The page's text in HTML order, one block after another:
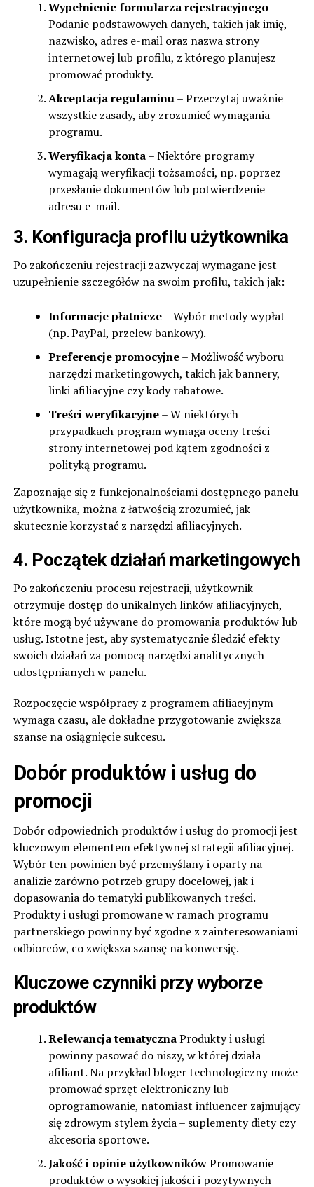
Wypełnienie formularza rejestracyjnego–
Podanie podstawowych danych, takich jak imię,
nazwisko, adres e-mail oraz nazwa strony
internetowej lub profilu, z którego planujesz
promować produkty.
Akceptacja regulaminu– Przeczytaj uważnie
wszystkie zasady, aby zrozumieć wymagania
programu.
Weryfikacja konta– Niektóre programy
wymagają weryfikacji tożsamości, np. poprzez
przesłanie dokumentów lub potwierdzenie
adresu e-mail.
3. Konfiguracja profilu użytkownika
Po zakończeniu rejestracji zazwyczaj wymagane jest
uzupełnienie szczegółów na swoim profilu, takich jak:
Informacje płatnicze– Wybór metody wypłat
(np. PayPal, przelew bankowy).
Preferencje promocyjne– Możliwość wyboru
narzędzi marketingowych, takich jak bannery,
linki afiliacyjne czy kody rabatowe.
Treści weryfikacyjne– W niektórych
przypadkach program wymaga oceny treści
strony internetowej pod kątem zgodności z
polityką programu.
Zapoznając się z funkcjonalnościami dostępnego panelu
użytkownika, można z łatwością zrozumieć, jak
skutecznie korzystać z narzędzi afiliacyjnych.
4. Początek działań marketingowych
Po zakończeniu procesu rejestracji, użytkownik
otrzymuje dostęp do unikalnych linków afiliacyjnych,
które mogą być używane do promowania produktów lub
usług. Istotne jest, aby systematycznie śledzić efekty
swoich działań za pomocą narzędzi analitycznych
udostępnianych w panelu.
Rozpoczęcie współpracy z programem afiliacyjnym
wymaga czasu, ale dokładne przygotowanie zwiększa
szanse na osiągnięcie sukcesu.
Dobór produktów i usług do
promocji
Dobór odpowiednich produktów i usług do promocji jest
kluczowym elementem efektywnej strategii afiliacyjnej.
Wybór ten powinien być przemyślany i oparty na
analizie zarówno potrzeb grupy docelowej, jak i
dopasowania do tematyki publikowanych treści.
Produkty i usługi promowane w ramach programu
partnerskiego powinny być zgodne z zainteresowaniami
odbiorców, co zwiększa szansę na konwersję.
Kluczowe czynniki przy wyborze
produktów
Relewancja tematycznaProdukty i usługi
powinny pasować do niszy, w której działa
afiliant. Na przykład bloger technologiczny może
promować sprzęt elektroniczny lub
oprogramowanie, natomiast influencer zajmujący
się zdrowym stylem życia – suplementy diety czy
akcesoria sportowe.
Jakość i opinie użytkownikówPromowanie
produktów o wysokiej jakości i pozytywnych